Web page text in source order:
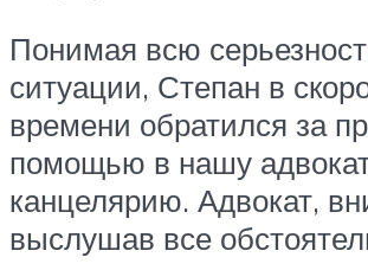
Понимая всю
ситуации, Степан в
времени обратился за
помощью в нашу
канцелярию. Адвокат,
выслушав все